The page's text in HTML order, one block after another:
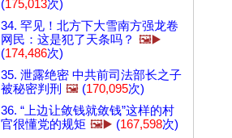
(175,013次)
34. 罕见！北方下大雪南方强龙卷
网民：这是犯了天条吗？ 🖼️▶️
(174,486次)
35. 泄露绝密 中共前司法部长之子
被秘密判刑 🖼️ (170,095次)
36. “上边让敛钱就敛钱”这样的村
官很懂党的规矩 🖼️▶️ (167,598次)